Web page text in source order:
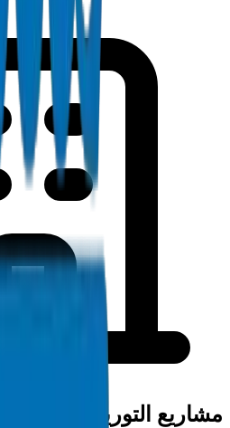
مشاريع التوريد في أبوظبي